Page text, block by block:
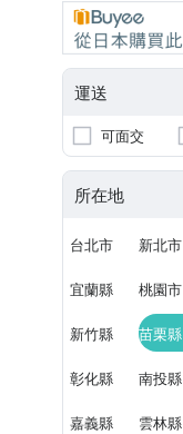
運送
可面交
所在地
台北市 新北市
宜蘭縣 桃園市
新竹縣 苗栗縣
彰化縣 南投縣
嘉義縣 雲林縣